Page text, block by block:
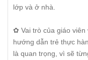
lớp và ở nhà.
✿ Vai trò của giáo viên
hướng dẫn trẻ thực
là quan trọng, vì sẽ